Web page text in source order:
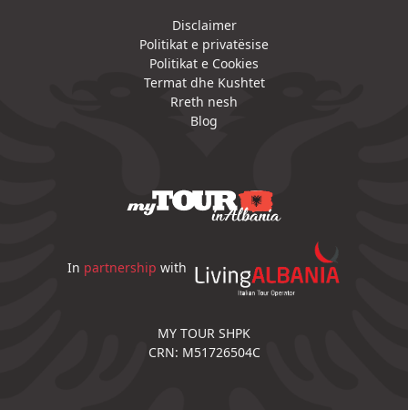
Disclaimer
Politikat e privatësise
Politikat e Cookies
Termat dhe Kushtet
Rreth nesh
Blog
In partnership with
MY TOUR SHPK
CRN: M51726504C